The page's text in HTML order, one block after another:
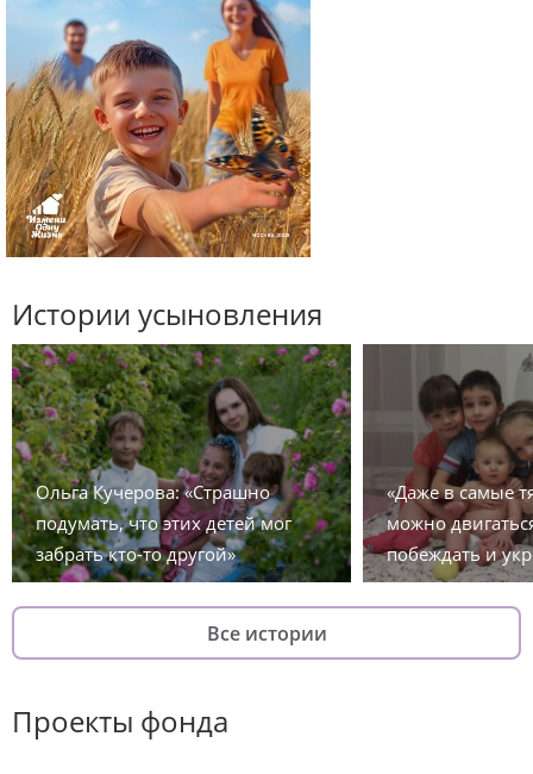
Истории усыновления
Ольга Кучерова: «Страшно
подумать, что этих детей мог
забрать кто-то другой»
«Даже в самые
можно
побеждать и
Все истории
Проекты фонда